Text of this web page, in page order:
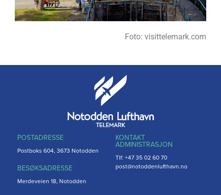
Foto: visittelemark.com
POSTADRESSE
Postboks 604, 3673 Notodden
BESØKSADRESSE
Merdeveien 18, Notodden
KONTAKT
ADMINISTRASJON
Tlf: +47 35 02 60 70
post@notoddenlufthavn.no